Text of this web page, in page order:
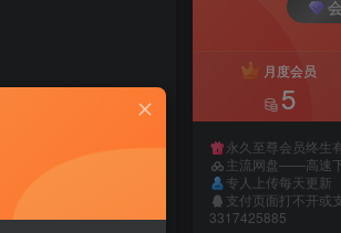
月度会员
5
永久至尊会员终生
主流网盘——高速
专人上传每天更新
支付页面打不开或
3317425885